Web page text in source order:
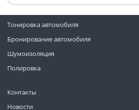
Контакты
Новости
Тонировка автомобиля
Бронирование автомобиля
Шумоизоляция
Полировка